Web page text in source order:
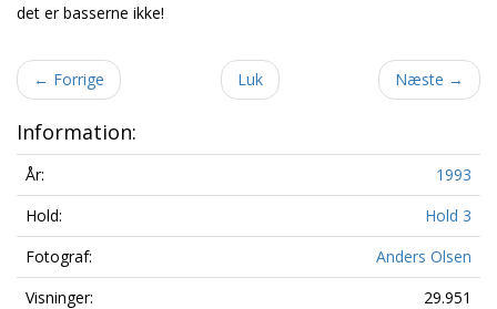
det er basserne ikke!
← Forrige Luk Næste →
Information:
År:
1993
Hold:
Hold 3
Fotograf:
Anders Olsen
Visninger:
29.951